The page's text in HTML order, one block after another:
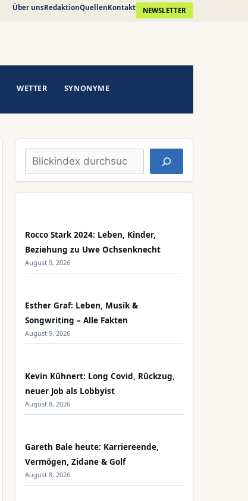
Über unsRedaktionQuellenKontakt NEWSLETTER
WETTER SYNONYME
Suchen
Rocco Stark 2024: Leben, Kinder,
Beziehung zu Uwe Ochsenknecht
August 9, 2026
Esther Graf: Leben, Musik &
Songwriting – Alle Fakten
August 9, 2026
Kevin Kühnert: Long Covid, Rückzug,
neuer Job als Lobbyist
August 8, 2026
Gareth Bale heute: Karriereende,
Vermögen, Zidane & Golf
August 8, 2026